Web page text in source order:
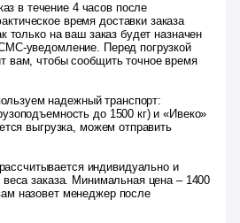
в течение 4 часов после
время доставки заказа
только на ваш заказ будет назначен
уведомление. Перед погрузкой
вам, чтобы сообщить точное время
надежный транспорт:
до 1500 кг) и «Ивеко»
выгрузка, можем отправить
индивидуально и
веса заказа. Минимальная цена – 1400
назовет менеджер после